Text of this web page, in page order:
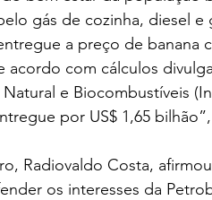
gás de cozinha, diesel e
a preço de banana
acordo com cálculos
e Biocombustíveis
por US$ 1,65
Radiovaldo Costa,
os interesses da